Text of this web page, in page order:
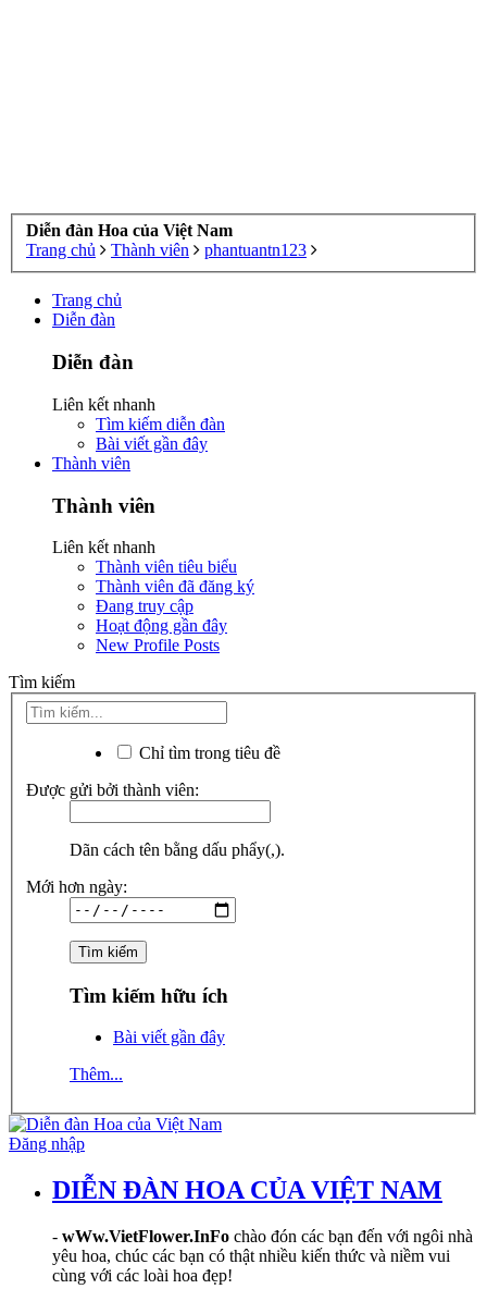
Diễn đàn Hoa của Việt Nam
Trang chủ
Thành viên phantuantn123
Trang chủ
Diễn đàn
Diễn đàn
Liên kết nhanh
Tìm kiếm diễn đàn
Bài viết gần đây
Thành viên
Thành viên
Liên kết nhanh
Thành viên tiêu biểu
Thành viên đã đăng ký
Đang truy cập
Hoạt động gần đây
New Profile Posts
Tìm kiếm
Chỉ tìm trong tiêu đề
Được gửi bởi thành viên:
Dãn cách tên bằng dấu phẩy(,).
Mới hơn ngày:
Tìm kiếm hữu ích
Bài viết gần đây
Thêm...
Đăng nhập
DIỄN ĐÀN HOA CỦA VIỆT NAM
- wWw.VietFlower.InFo chào đón các bạn đến với ngôi nhà
yêu hoa, chúc các bạn có thật nhiều kiến thức và niềm vui
cùng với các loài hoa đẹp!